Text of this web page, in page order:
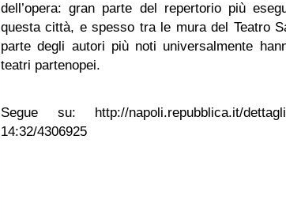
dell’opera: gran parte del repertorio più
questa città, e spesso tra le mura del Teatro
parte degli autori più noti universalmente
teatri partenopei.
Segue su: http://napoli.repubblica.it/
14:32/4306925